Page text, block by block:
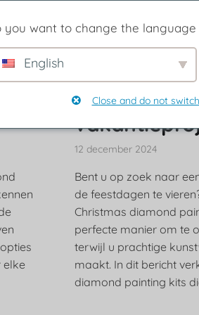
elke
Top 5
kits voor
12 december 2024
Bent u op zoek naar
de feestdagen te
Christmas diamond
perfecte manier om te
terwijl u prachtige
maakt. In dit bericht
diamond painting kits
you want to change the language
English
Close and do not